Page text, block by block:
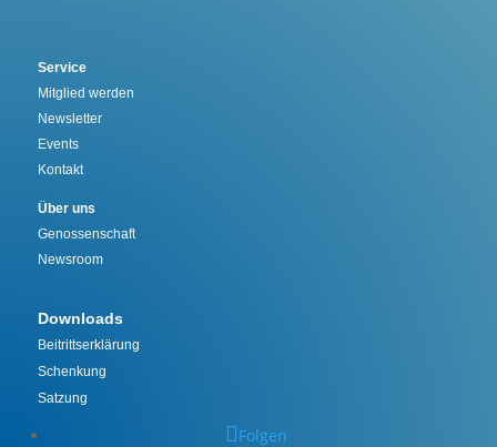
Service
Mitglied werden
Newsletter
Events
Kontakt
Über uns
Genossenschaft
Newsroom
Downloads
Beitrittserklärung
Schenkung
Satzung
Folgen